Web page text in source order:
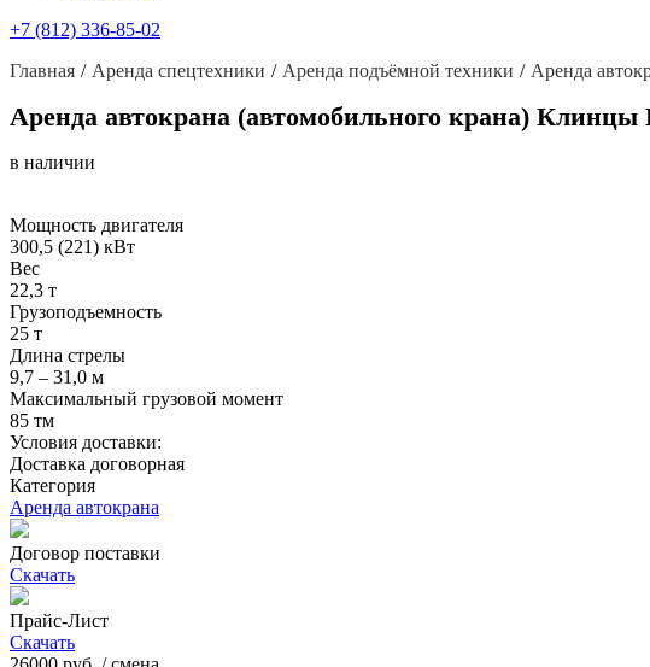
+7 (812) 336-85-02
Главная
Аренда спецтехники Аренда подъёмной техники Аренда
Аренда автокрана (автомобильного крана) Клинцы
в наличии
Мощность двигателя
300,5 (221) кВт
Вес
22,3 т
Грузоподъемность
25 т
Длина стрелы
9,7 – 31,0 м
Максимальный грузовой момент
85 тм
Условия доставки:
Доставка договорная
Категория
Аренда автокрана
Договор поставки
Скачать
Прайс-Лист
Скачать